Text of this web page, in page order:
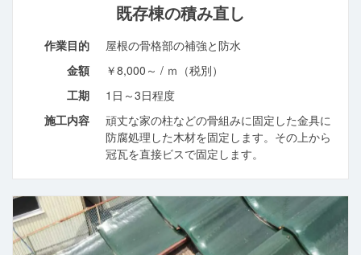
既存棟の積み直し
作業目的
屋根の骨格部の補強と防水
金額
￥8,000～ / ｍ（税別）
工期
1日～3日程度
施工内容
頑丈な家の柱などの骨組みに固定した金具に
防腐処理した木材を固定します。その上から
冠瓦を直接ビスで固定します。